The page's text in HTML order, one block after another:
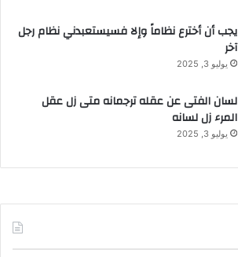
يجب أن أخترع نظاماً وإلا فسيستعبدني نظام رجل
آخر
يوليو 3, 2025
لسان الفتى عن عقله ترجمانه متى زل عقل
المرء زل لسانه
يوليو 3, 2025